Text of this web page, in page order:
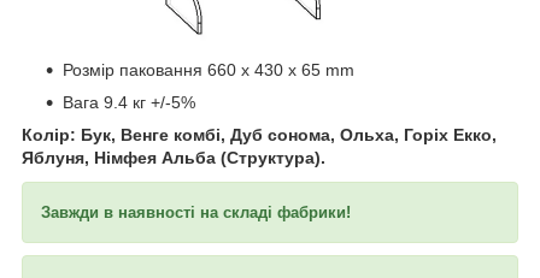
Розмір паковання 660 x 430 x 65 mm
Вага 9.4 кг +/-5%
Колір: Бук, Венге комбі, Дуб сонома, Ольха, Горіх Екко,
Яблуня, Німфея Альба (Структура).
Завжди в наявності на складі фабрики!